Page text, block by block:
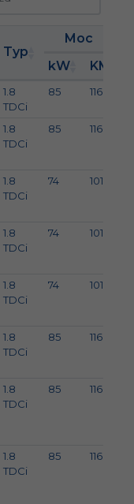
Typ
Moc
kW
KM
1.8
TDCi
85 116
1.8
TDCi
85 116
1.8
TDCi
74 101
1.8
TDCi
74 101
1.8
TDCi
74 101
1.8
TDCi
85 116
1.8
TDCi
85 116
1.8
TDCi
85 116